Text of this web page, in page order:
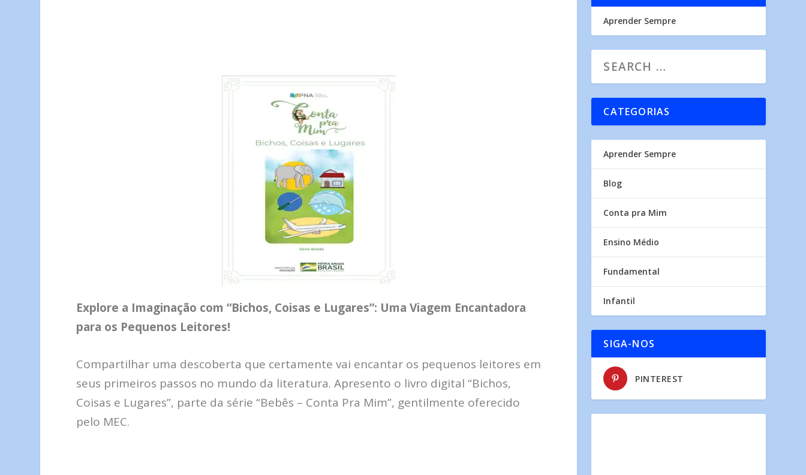
Explore a Imaginação com “Bichos, Coisas e Lugares”: Uma Viagem Encantadora
para os Pequenos Leitores!
Compartilhar uma descoberta que certamente vai encantar os pequenos leitores em
seus primeiros passos no mundo da literatura. Apresento o livro digital “Bichos,
Coisas e Lugares”, parte da série “Bebês – Conta Pra Mim”, gentilmente oferecido
pelo MEC.
Aprender Sempre
CATEGORIAS
Aprender Sempre
Blog
Conta pra Mim
Ensino Médio
Fundamental
Infantil
SIGA-NOS
PINTEREST